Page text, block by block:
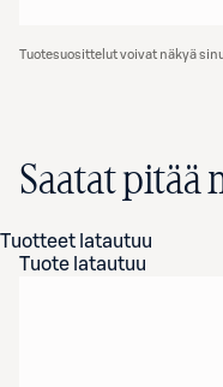
Tuotesuosittelut voivat näkyä
Saatat pitää
Tuotteet latautuu
Tuote latautuu